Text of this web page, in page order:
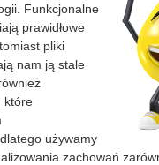
Funkcjonalne
prawidłowe
pliki
nam ją stale
które
używamy
zachowań
(500
Papier ksero